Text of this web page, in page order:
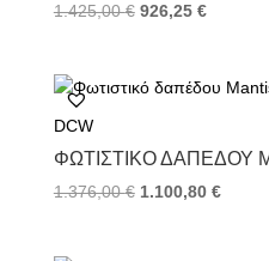
1.425,00€ 926,25 €
DCW
ΦΩΤΙΣΤΙΚΌ ΔΑΠΈΔΟΥ
1.376,00€ 1.100,80 €